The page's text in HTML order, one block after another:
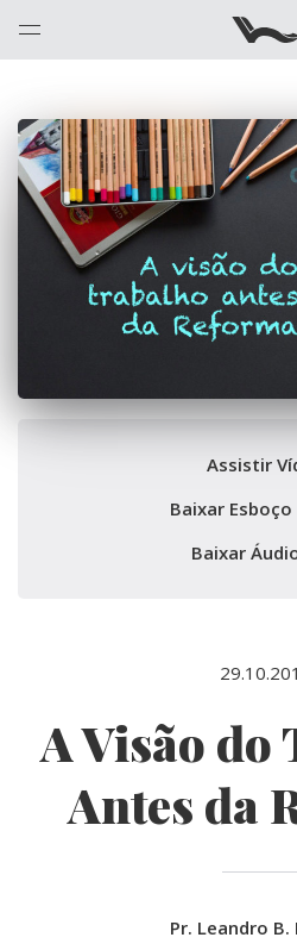
Assistir
Baixar Esboço
Baixar
A Visão
Antes da
Pr. Leandro